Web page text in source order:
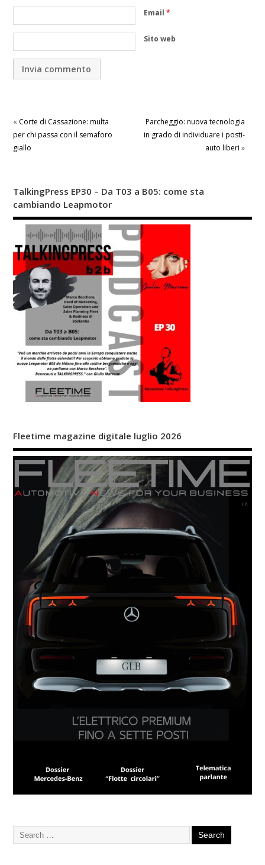
Email *
Sito web
« Corte di Cassazione: multa
per chi passa con il semaforo
giallo
Parcheggio: nuova tecnologia
in grado di individuare i posti-
auto liberi »
TalkingPress EP30 – Da T03 a B05: come sta
cambiando Leapmotor
Fleetime magazine digitale luglio 2026